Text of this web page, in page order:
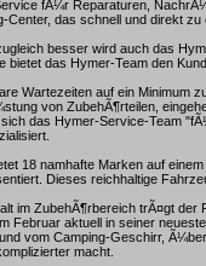
fÃ¼r Reparaturen,
Center, das schnell und direkt zu
besser wird auch das
bietet das Hymer-Team den
Wartezeiten auf ein Minimum
von ZubehÃ¶rteilen,
das Hymer-Service-Team
18 namhafte Marken auf
Dieses reichhaltige
im ZubehÃ¶rbereich trÃ¤gt
Februar aktuell in seiner
vom Camping-Geschirr,
macht.